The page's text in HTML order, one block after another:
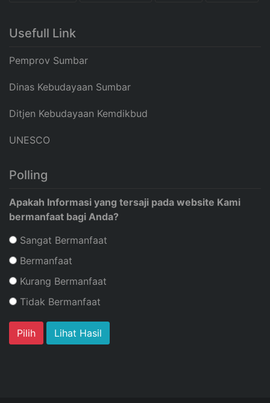
Usefull Link
Pemprov Sumbar
Dinas Kebudayaan Sumbar
Ditjen Kebudayaan Kemdikbud
UNESCO
Polling
Apakah Informasi yang tersaji pada website Kami
bermanfaat bagi Anda?
Sangat Bermanfaat
Bermanfaat
Kurang Bermanfaat
Tidak Bermanfaat
Lihat Hasil